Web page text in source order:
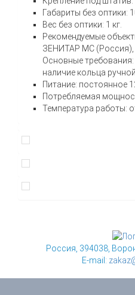
Габариты без оптики:
Вес без оптики: 1 кг.
Рекомендуемые
ЗЕНИТАР МС (Россия),
Основные требования:
наличие кольца
Питание: постоянное
Потребляемая
Температура работы:
Россия, 394038,
E-mail: